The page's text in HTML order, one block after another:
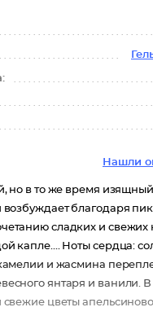
Нашли
но в то же время
возбуждает благодаря
сладких и свежих
капле…. Ноты сердца:
и жасмина
янтаря и ванили. В
цветы